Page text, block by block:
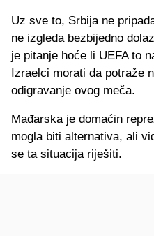
Uz sve to, Srbija ne
ne izgleda bezbijedno
je pitanje hoće li UEFA to
Izraelci morati da potraže
odigravanje ovog meča.
Mađarska je domaćin
mogla biti alternativa, ali
se ta situacija riješiti.